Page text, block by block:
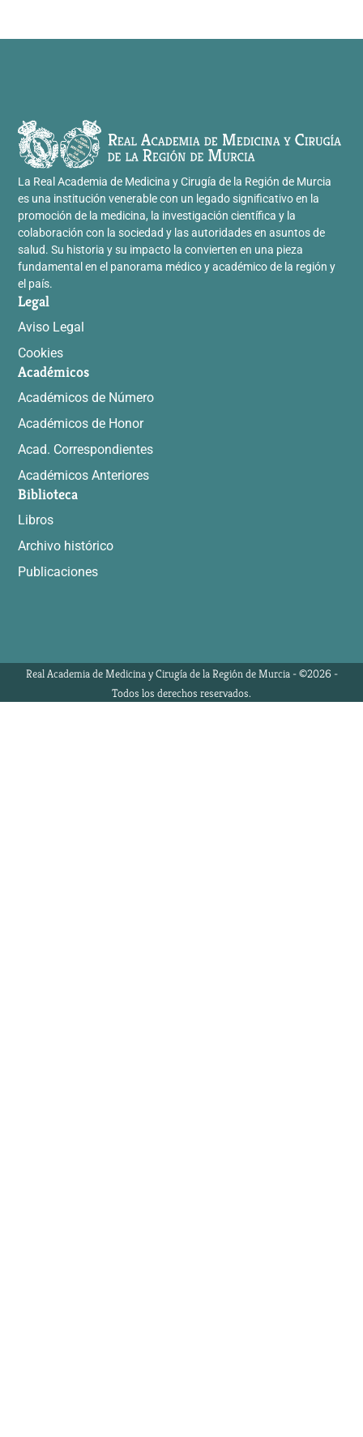
La Real Academia de Medicina y Cirugía de la Región de Murcia
es una institución venerable con un legado significativo en la
promoción de la medicina, la investigación científica y la
colaboración con la sociedad y las autoridades en asuntos de
salud. Su historia y su impacto la convierten en una pieza
fundamental en el panorama médico y académico de la región y
el país.
Académicos
Académicos de Número
Académicos de Honor
Acad. Correspondientes
Académicos Anteriores
Biblioteca
Libros
Archivo histórico
Publicaciones
Legal
Aviso Legal
Cookies
Real Academia de Medicina y Cirugía de la Región de Murcia - ©2026 -
Todos los derechos reservados.